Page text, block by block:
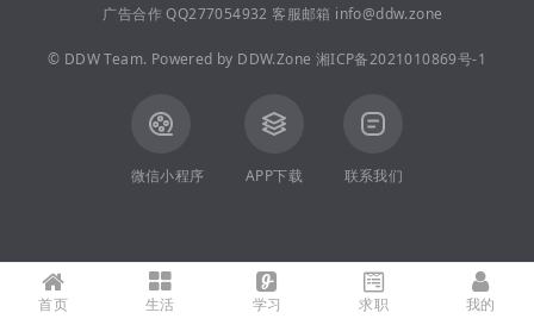
首页 生活 学习 求职 我的
广告合作 QQ277054932 客服邮箱 info@ddw.zone
© DDW Team. Powered by DDW.Zone 湘ICP备2021010869号-1
微信小程序 APP下载 联系我们